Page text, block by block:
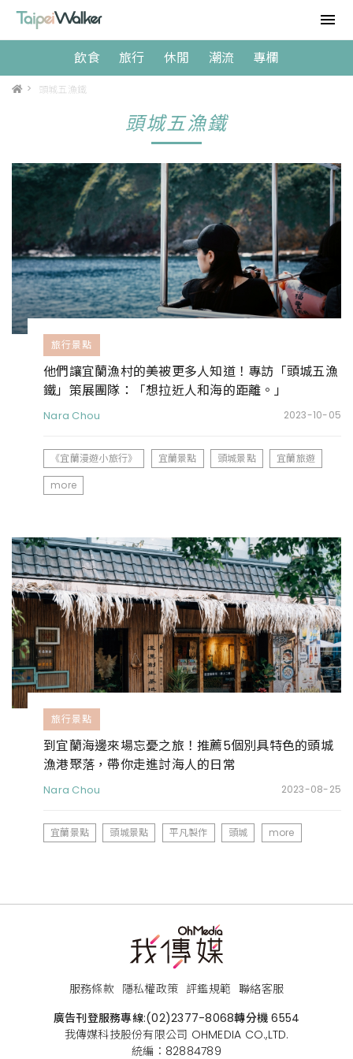
飲食 旅行 休閒 潮流 專欄
> 頭城五漁鐵
頭城五漁鐵
旅行景點
他們讓宜蘭漁村的美被更多人知道！專訪「頭城五漁
鐵」策展團隊：「想拉近人和海的距離。」
Nara Chou 2023-10-05
《宜蘭漫遊小旅行》 宜蘭景點 頭城景點
宜蘭旅遊
more
旅行景點
到宜蘭海邊來場忘憂之旅！推薦5個別具特色的頭城
漁港聚落，帶你走進討海人的日常
Nara Chou 2023-08-25
宜蘭景點 頭城景點 平凡製作 頭城 more
服務條款 隱私權政策 評鑑規範 聯絡客服
廣告刊登服務專線:(02)2377-8068轉分機 6554
我傳媒科技股份有限公司 OHMEDIA CO.,LTD.
統編：82884789